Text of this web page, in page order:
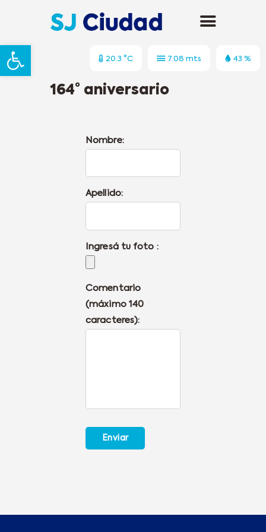
Abrir barra de herramientas
20.3 °C 7.08 mts 43 %
164° aniversario
Nombre:
Apellido:
Ingresá tu foto :
Comentario
(máximo 140
caracteres):